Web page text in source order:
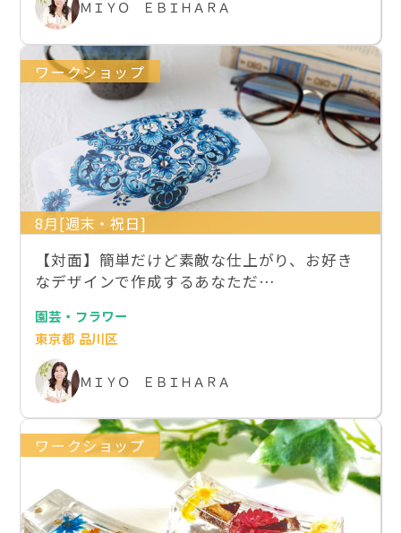
ＭＩＹＯ ＥＢＩＨＡＲＡ
ワークショップ
8月[週末・祝日]
【対面】簡単だけど素敵な仕上がり、お好き
なデザインで作成するあなただ…
園芸・フラワー
東京都 品川区
ＭＩＹＯ ＥＢＩＨＡＲＡ
ワークショップ